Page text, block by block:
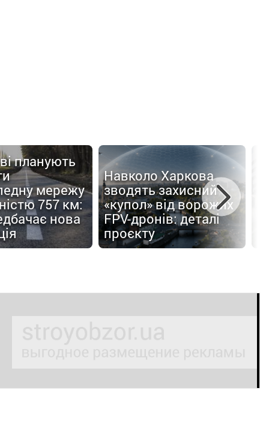
планують
мережу
757 км:
нова
Навколо Харкова
зводять захисний
«купол» від ворожих
FPV-дронів: деталі
проєкту